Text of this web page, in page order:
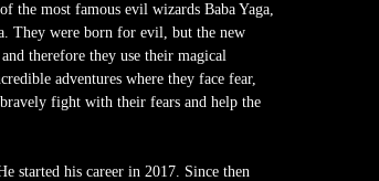
the most famous evil wizards Baba Yaga,
They were born for evil, but the new
therefore they use their magical
adventures where they face fear,
fight with their fears and help the
started his career in 2017. Since then